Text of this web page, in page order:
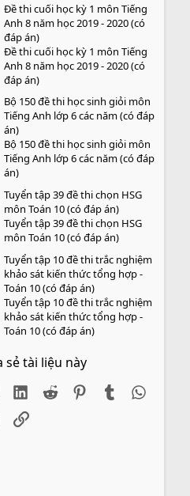
tài liệu
Đề thi cuối học kỳ 1 môn Tiếng
Anh 8 năm học 2019 - 2020 (có
đáp án)
Đề thi cuối học kỳ 1 môn Tiếng
Anh 8 năm học 2019 - 2020 (có
đáp án)
tài liệu
Bộ 150 đề thi học sinh giỏi môn
Tiếng Anh lớp 6 các năm (có đáp
án)
Bộ 150 đề thi học sinh giỏi môn
Tiếng Anh lớp 6 các năm (có đáp
án)
tài liệu
Tuyển tập 39 đề thi chọn HSG
môn Toán 10 (có đáp án)
Tuyển tập 39 đề thi chọn HSG
môn Toán 10 (có đáp án)
tài liệu
Tuyển tập 10 đề thi trắc nghiệm
khảo sát kiến thức tổng hợp -
Toán 10 (có đáp án)
Tuyển tập 10 đề thi trắc nghiệm
khảo sát kiến thức tổng hợp -
Toán 10 (có đáp án)
sẻ tài liệu này
LinkedIn
Reddit PinterestTumblr
Link